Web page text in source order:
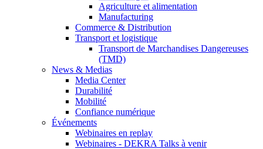
Agriculture et alimentation
Manufacturing
Commerce & Distribution
Transport et logistique
Transport de Marchandises Dangereuses
(TMD)
News & Medias
Media Center
Durabilité
Mobilité
Confiance numérique
Événements
Webinaires en replay
Webinaires - DEKRA Talks à venir